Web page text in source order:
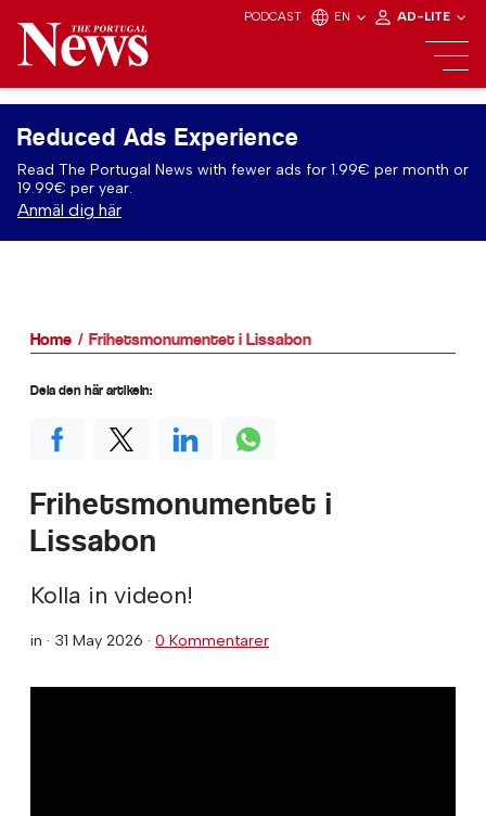
PODCAST EN AD-LITE
Reduced Ads Experience
Read The Portugal News with fewer ads for 1.99€ per month or
19.99€ per year.
Anmäl dig här
Home Frihetsmonumentet i Lissabon
Frihetsmonumentet i
Lissabon
Kolla in videon!
in · 31 May 2026 · 0 Kommentarer
Dela den här artikeln: